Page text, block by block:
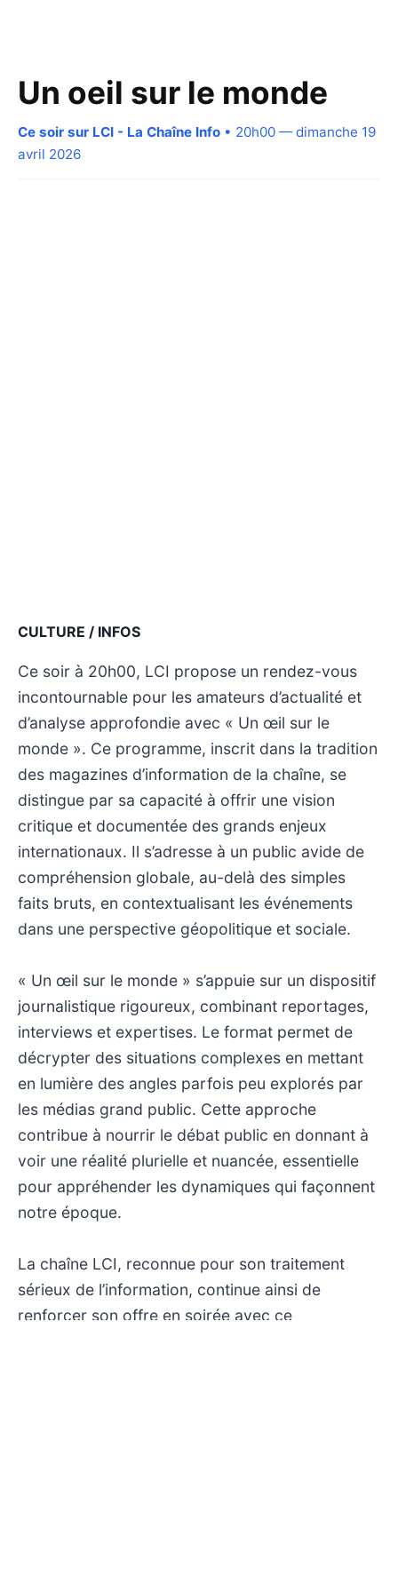
Un oeil sur le monde
Ce soir sur LCI - La Chaîne Info • 20h00 — dimanche 19
avril 2026
CULTURE / INFOS
Ce soir à 20h00, LCI propose un rendez-vous
incontournable pour les amateurs d’actualité et
d’analyse approfondie avec « Un œil sur le
monde ». Ce programme, inscrit dans la tradition
des magazines d’information de la chaîne, se
distingue par sa capacité à offrir une vision
critique et documentée des grands enjeux
internationaux. Il s’adresse à un public avide de
compréhension globale, au-delà des simples
faits bruts, en contextualisant les événements
dans une perspective géopolitique et sociale.
« Un œil sur le monde » s’appuie sur un dispositif
journalistique rigoureux, combinant reportages,
interviews et expertises. Le format permet de
décrypter des situations complexes en mettant
en lumière des angles parfois peu explorés par
les médias grand public. Cette approche
contribue à nourrir le débat public en donnant à
voir une réalité plurielle et nuancée, essentielle
pour appréhender les dynamiques qui façonnent
notre époque.
La chaîne LCI, reconnue pour son traitement
sérieux de l’information, continue ainsi de
renforcer son offre en soirée avec ce